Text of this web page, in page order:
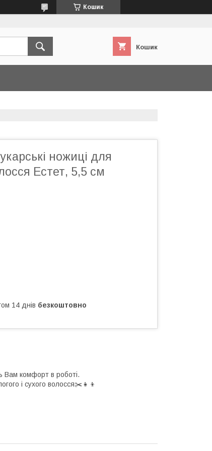
Кошик
Кошик
ножиці для
Естет, 5,5 см
14 днів безкоштовно
Вам комфорт в роботі.
і сухого волосся✂️👧👦